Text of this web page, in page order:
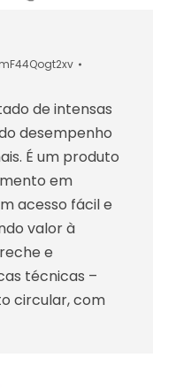
de intensas
desempenho
É um produto
em
acesso fácil e
valor à
e
técnicas –
circular, com